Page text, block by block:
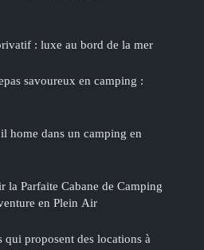
: luxe au bord de la mer
savoureux en camping :
home dans un camping en
la Parfaite Cabane de Camping
en Plein Air
qui proposent des locations à